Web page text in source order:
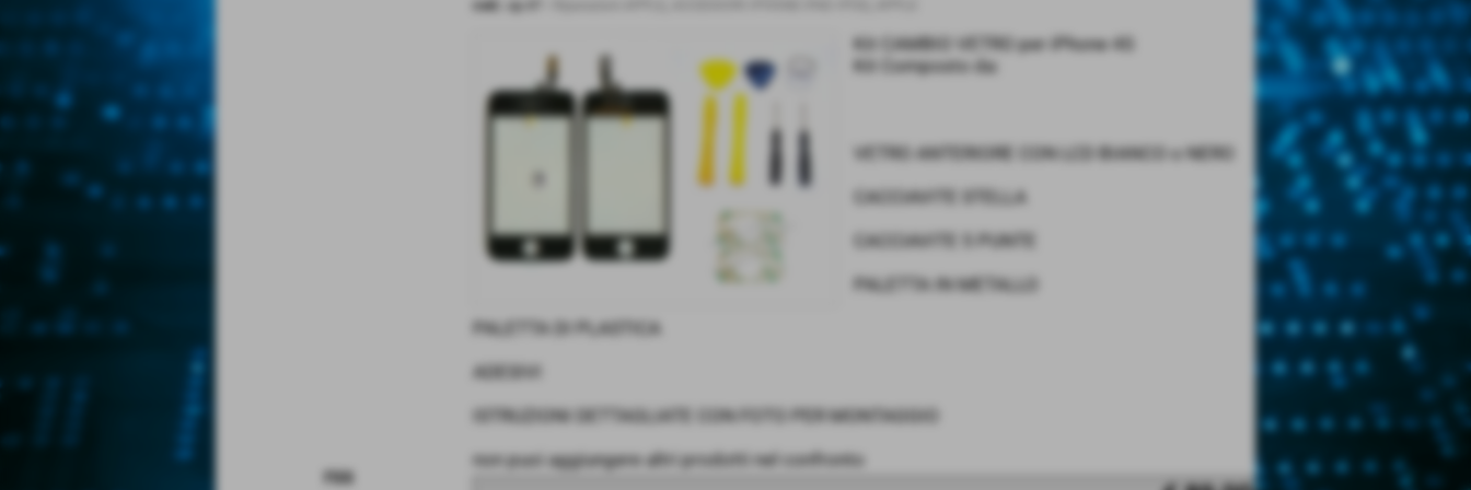
rss
cod.: ap.47
Kit CAMBIO VETRO per iPhone 4S
Kit Composto da:
VETRO ANTERIORE CON LCD BIANCO o NERO
CACCIAVITE STELLA
CACCIAVITE 5 PUNTE
PALETTA IN METALLO
PALETTA DI PLASTICA
ADESIVI
ISTRUZIONI DETTAGLIATE CON FOTO PER MONTAGGIO
non puoi aggiungere altri prodotti nel confronto